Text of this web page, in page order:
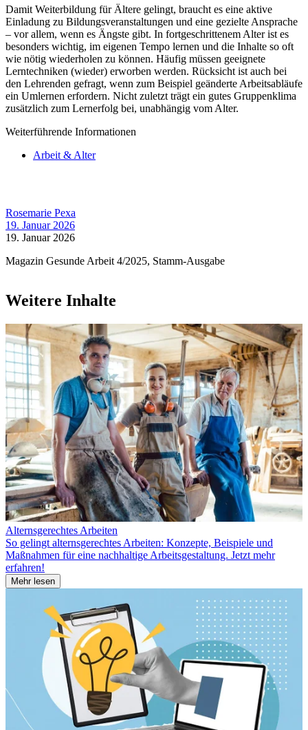
Damit Weiterbildung für Ältere gelingt, braucht es eine aktive
Einladung zu Bildungsveranstaltungen und eine gezielte Ansprache
– vor allem, wenn es Ängste gibt. In fortgeschrittenem Alter ist es
besonders wichtig, im eigenen Tempo lernen und die Inhalte so oft
wie nötig wiederholen zu können. Häufig müssen geeignete
Lerntechniken (wieder) erworben werden. Rücksicht ist auch bei
den Lehrenden gefragt, wenn zum Beispiel geänderte Arbeitsabläufe
ein Umlernen erfordern. Nicht zuletzt trägt ein gutes Gruppenklima
zusätzlich zum Lernerfolg bei, unabhängig vom Alter.
Weiterführende Informationen
Arbeit & Alter
Rosemarie Pexa
19. Januar 2026
19. Januar 2026
Magazin Gesunde Arbeit 4/2025, Stamm-Ausgabe
Weitere Inhalte
Alternsgerechtes Arbeiten
So gelingt alternsgerechtes Arbeiten: Konzepte, Beispiele und
Maßnahmen für eine nachhaltige Arbeitsgestaltung. Jetzt mehr
erfahren!
Mehr lesen